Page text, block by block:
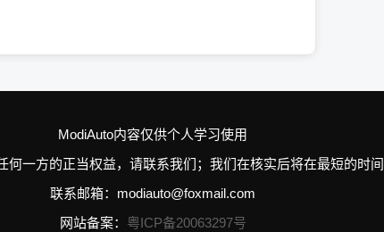
ModiAuto内容仅供个人学习使用
一方的正当权益，请联系我们；我们在核实后将在最短的时
联系邮箱：modiauto@foxmail.com
网站备案： 粤ICP备20063297号